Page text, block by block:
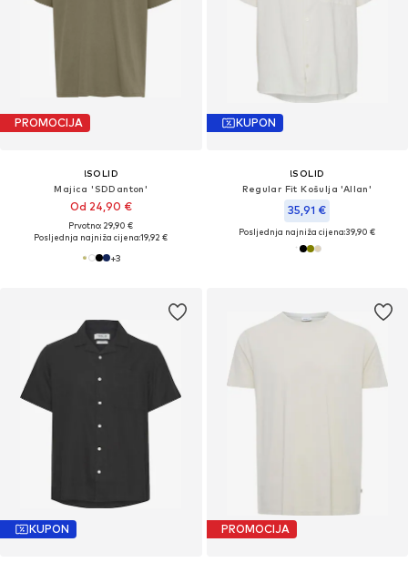
PROMOCIJA
!SOLID
Majica 'SDDanton'
Od 24,90 €
Prvotno: 29,90 €
Posljednja najniža cijena:19,92 €
+3
KUPON
!SOLID
Regular Fit Košulja 'Allan'
35,91 €
Posljednja najniža cijena:39,90 €
KUPON PROMOCIJA